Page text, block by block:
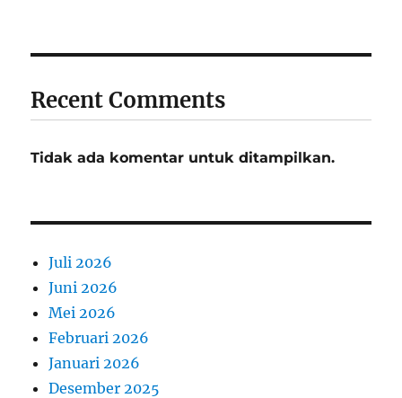
Recent Comments
Tidak ada komentar untuk ditampilkan.
Juli 2026
Juni 2026
Mei 2026
Februari 2026
Januari 2026
Desember 2025